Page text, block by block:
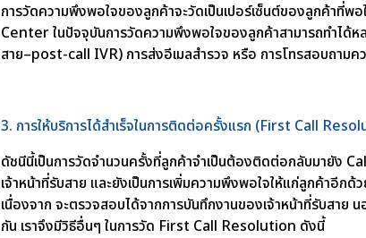
การวัดความพึงพอใจของลูกค้าจะวัดเป็นเปอร์เซ็นต์ของลูกค้าที่พ
Center ในปัจจุบันการวัดความพึงพอใจของลูกค้าสามารถทำได้ห
สาย–post-call IVR) การส่งอีเมลสำรวจ หรือ การโทรสอบถามค
3. การให้บริการได้สำเร็จในการติดต่อครั้งแรก (First Call
ดัชนีนี้เป็นการวัดจำนวนครั้งที่ลูกค้าจำเป็นต้องติดต่อกลับมายัง
เจ้าหน้าที่รับสาย และยังเป็นการเพิ่มความพึงพอใจให้แก่ลูกค้าอีก
เนื่องจาก จะตรวจสอบได้จากการบันทึกงานของเจ้าหน้าที่รับสาย
กัน เราจึงมีวิธีอื่นๆ ในการวัด First Call Resolution ดังนี้